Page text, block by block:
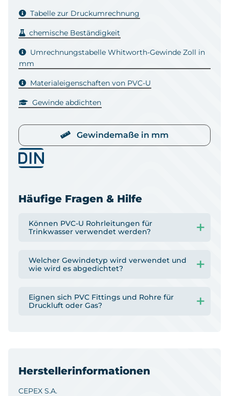
Tabelle zur Druckumrechnung
chemische Beständigkeit
Umrechnungstabelle Whitworth-Gewinde Zoll in
mm
Materialeigenschaften von PVC-U
Gewinde abdichten
Gewindemaße in mm
Häufige Fragen & Hilfe
Können PVC-U Rohrleitungen für
Trinkwasser verwendet werden?
Welcher Gewindetyp wird verwendet und
wie wird es abgedichtet?
Eignen sich PVC Fittings und Rohre für
Druckluft oder Gas?
Herstellerinformationen
CEPEX S.A.